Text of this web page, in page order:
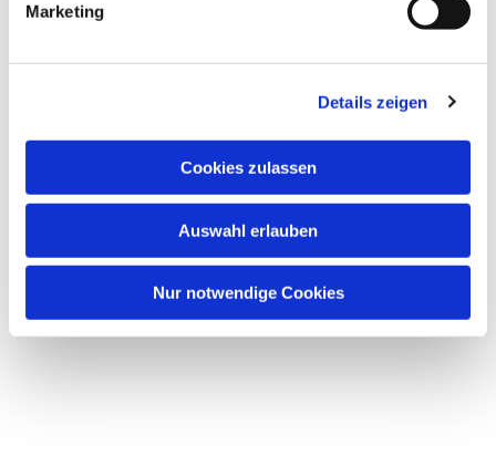
Marketing
Details zeigen
Cookies zulassen
Auswahl erlauben
Nur notwendige Cookies
Dies könnte Sie auch